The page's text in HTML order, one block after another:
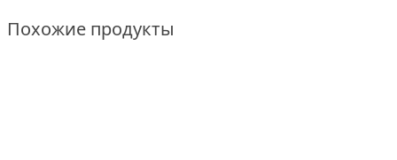
Похожие продукты